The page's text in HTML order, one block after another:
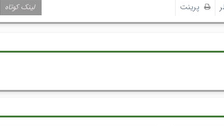
پرینت لینک کوتاه